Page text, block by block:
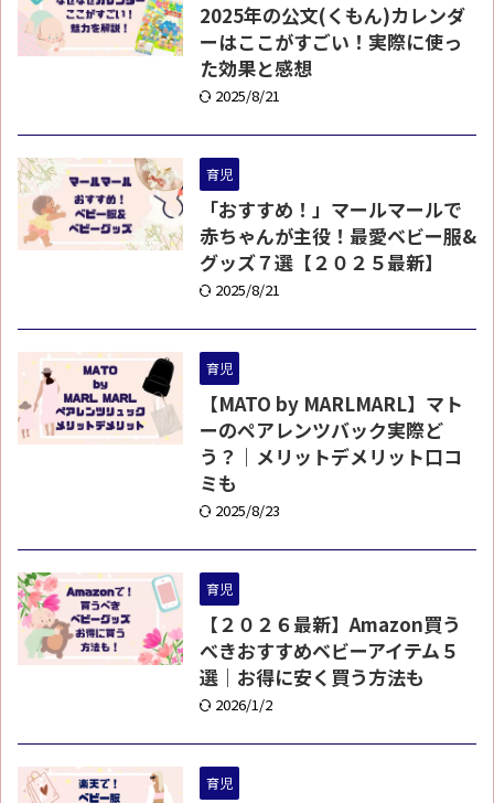
2025年の公文(くもん)カレンダ
ーはここがすごい！実際に使っ
た効果と感想
2025/8/21
育児
「おすすめ！」マールマールで
赤ちゃんが主役！最愛ベビー服&
グッズ７選【２０２５最新】
2025/8/21
育児
【MATO by MARLMARL】マト
ーのペアレンツバック実際ど
う？｜メリットデメリット口コ
ミも
2025/8/23
育児
【２０２６最新】Amazon買う
べきおすすめベビーアイテム５
選｜お得に安く買う方法も
2026/1/2
育児